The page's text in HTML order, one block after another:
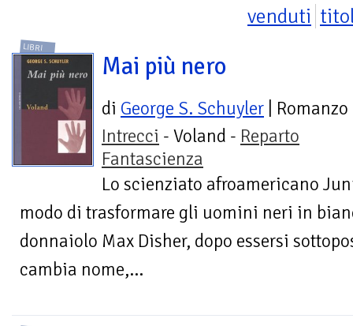
venduti
LIBRI
Mai più nero
di George S. Schuyler | Romanzo
Intrecci - Voland - Reparto
Fantascienza
Lo scienziato afroamericano
modo di trasformare gli uomini neri in
donnaiolo Max Disher, dopo essersi
cambia nome,...